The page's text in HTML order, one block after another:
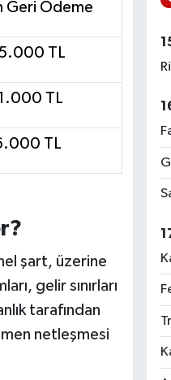
Geri Ödeme
TL
TL
TL
şart, üzerine
gelir sınırları
tarafından
netleşmesi